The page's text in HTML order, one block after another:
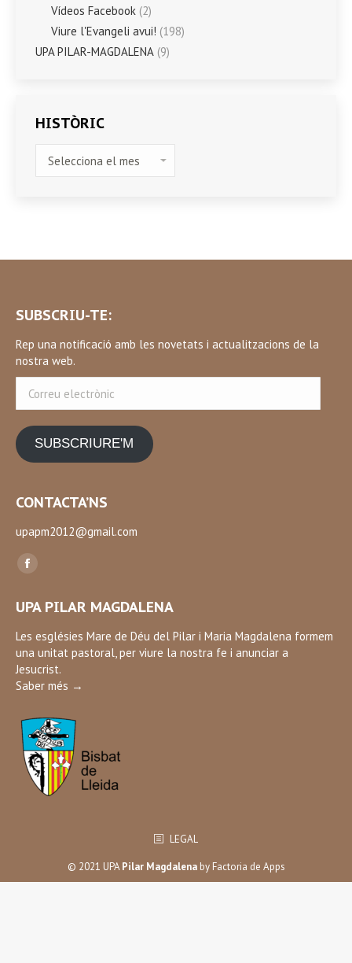
Vídeos Facebook (2)
Viure l'Evangeli avui! (198)
UPA PILAR-MAGDALENA (9)
HISTÒRIC
SUBSCRIU-TE:
Rep una notificació amb les novetats i actualitzacions de la
nostra web.
electrònic
SUBSCRIURE'M
CONTACTA’NS
upapm2012@gmail.com
Find us on:
Facebook
opens
in
new
window
UPA PILAR MAGDALENA
Les esglésies Mare de Déu del Pilar i Maria Magdalena formem
una unitat pastoral, per viure la nostra fe i anunciar a
Jesucrist.
Saber més →
LEGAL
© 2021 UPAPilar Magdalenaby Factoria de Apps